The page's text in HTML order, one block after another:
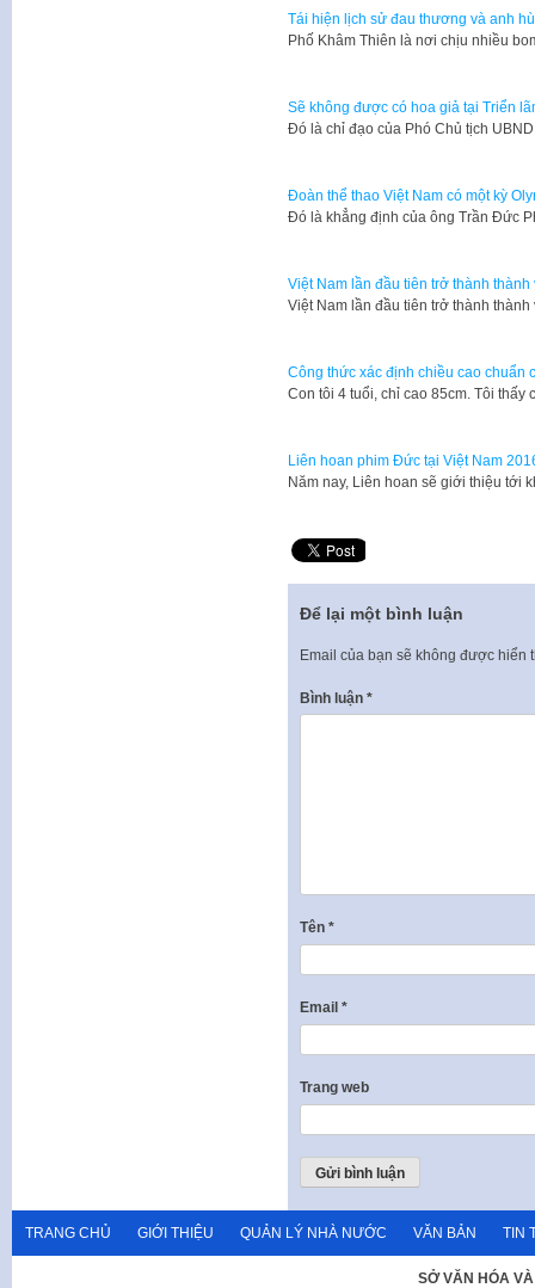
Tái hiện lịch sử đau thương và anh
​Phố Khâm Thiên là nơi chịu nhiều
Sẽ không được có hoa giả tại Triển
Đó là chỉ đạo của Phó Chủ tịch
Đoàn thể thao Việt Nam có một kỳ
Đó là khẳng định của ông Trần Đức
Việt Nam lần đầu tiên trở thành
Việt Nam lần đầu tiên trở thành
Công thức xác định chiều cao chuẩn
​Con tôi 4 tuổi, chỉ cao 85cm. Tôi
Liên hoan phim Đức tại Việt Nam
Năm nay, Liên hoan sẽ giới thiệu tới
Để lại một bình luận
Email của bạn sẽ không được hiển
Bình luận *
Tên *
Email *
Trang web
TRANG CHỦ GIỚI THIỆU QUẢN LÝ NHÀ NƯỚC VĂN BẢN TIN
SỞ VĂN HÓA